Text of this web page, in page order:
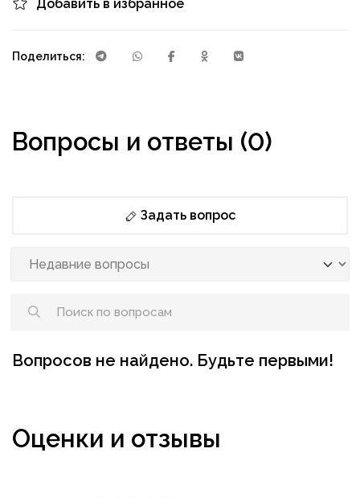
Добавить в избранное
Поделиться:
Вопросы и ответы (0)
Задать вопрос
Вопросов не найдено. Будьте первыми!
Оценки и отзывы